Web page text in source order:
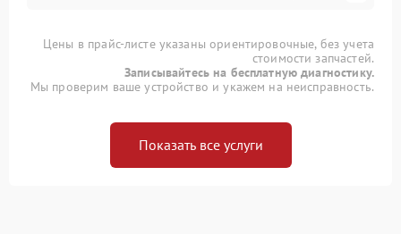
Цены в прайс-листе указаны ориентировочные, без учета
стоимости запчастей.
Записывайтесь на бесплатную диагностику.
Мы проверим ваше устройство и укажем на неисправность.
Показать все услуги